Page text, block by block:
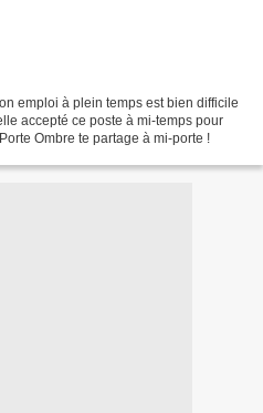
emploi à plein temps est bien difficile
accepté ce poste à mi-temps pour
Ombre te partage à mi-porte !